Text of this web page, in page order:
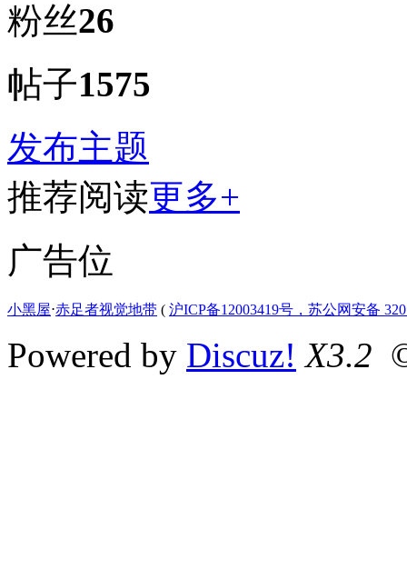
粉丝26
帖子1575
发布主题
推荐阅读更多+
广告位
小黑屋⋅赤足者视觉地带 ( 沪ICP备12003419号，苏公网安备
Powered by Discuz! X3.2